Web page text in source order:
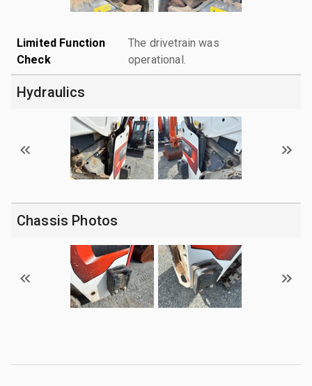
Limited Function
Check
The drivetrain was
operational.
Hydraulics
Chassis Photos